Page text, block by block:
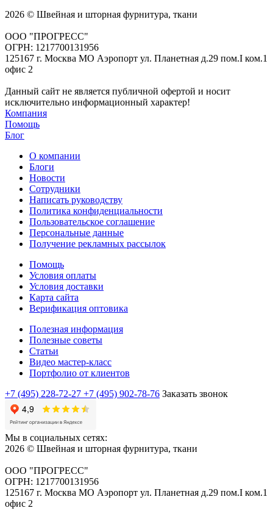
2026 © Швейная и шторная фурнитура, ткани
ООО "ПРОГРЕСС"
ОГРН: 1217700131956
125167 г. Москва МО Аэропорт ул. Планетная д.29 пом.I ком.1
офис 2
Данный сайт не является публичной офертой и носит
исключительно информационный характер!
Компания
Помощь
Блог
О компании
Блоги
Новости
Сотрудники
Написать руководству
Политика конфиденциальности
Пользовательское соглашение
Персональные данные
Получение рекламных рассылок
Помощь
Условия оплаты
Условия доставки
Карта сайта
Верификация оптовика
Полезная информация
Полезные советы
Статьи
Видео мастер-класс
Портфолио от клиентов
+7 (495) 228-72-27 +7 (495) 902-78-76 Заказать звонок
Мы в социальных сетях:
2026 © Швейная и шторная фурнитура, ткани
ООО "ПРОГРЕСС"
ОГРН: 1217700131956
125167 г. Москва МО Аэропорт ул. Планетная д.29 пом.I ком.1
офис 2